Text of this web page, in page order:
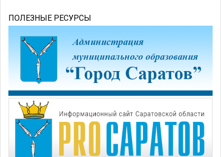
ПОЛЕЗНЫЕ РЕСУРСЫ